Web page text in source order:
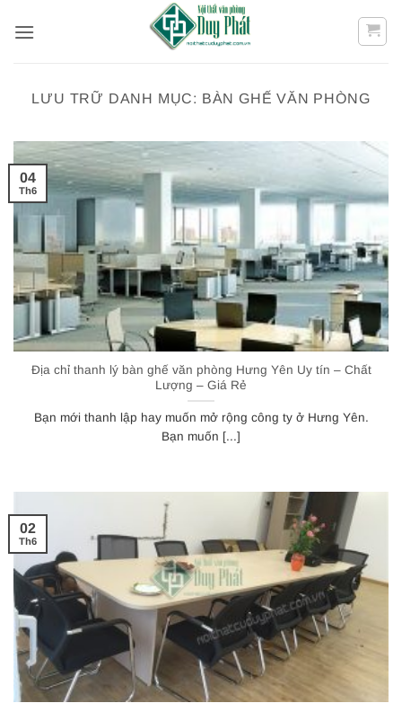
qua
LƯU TRỮ DANH MỤC: BÀN GHẾ VĂN PHÒNG
Địa chỉ thanh lý bàn ghế văn phòng Hưng Yên Uy tín – Chất
Lượng – Giá Rẻ
Bạn mới thanh lập hay muốn mở rộng công ty ở Hưng Yên.
Bạn muốn [...]
04
Th6
02
Th6